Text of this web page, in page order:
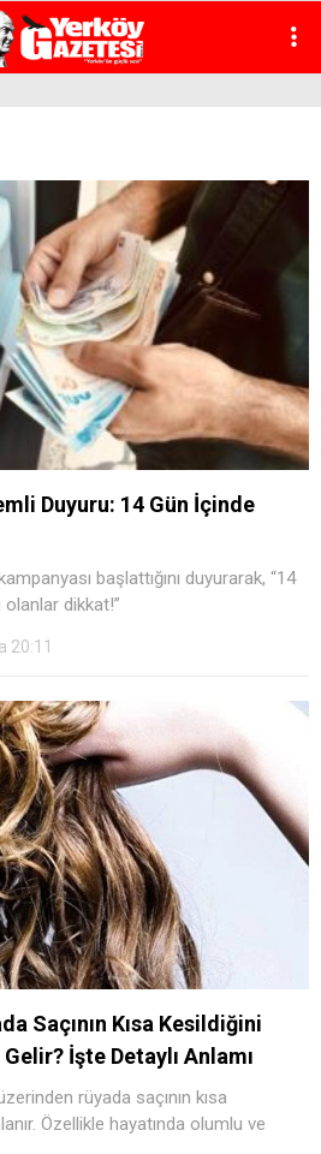
Duyuru: 14 Gün İçinde
başlattığını duyurarak, “14
olanlar dikkat!”
20:11
Saçının Kısa Kesildiğini
İşte Detaylı Anlamı
rüyada saçının kısa
Özellikle hayatında olumlu ve